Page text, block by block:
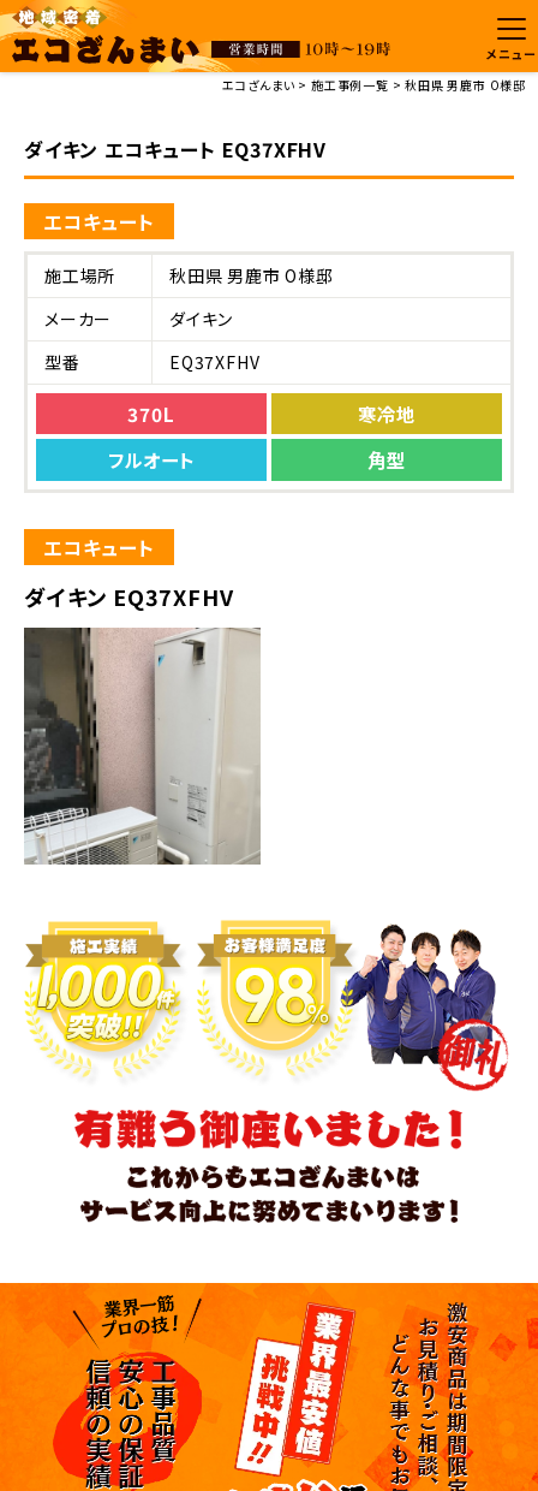
メニュー
エコざんまい
施工事例一覧 秋田県 男鹿市 O様邸
ダイキン エコキュート EQ37XFHV
エコキュート
施工場所
秋田県 男鹿市 O様邸
メーカー
ダイキン
型番
EQ37XFHV
370L
寒冷地
フルオート
角型
エコキュート
ダイキン EQ37XFHV